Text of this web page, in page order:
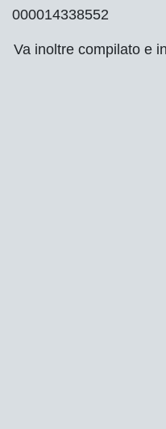
000014338552
Va inoltre compilato e